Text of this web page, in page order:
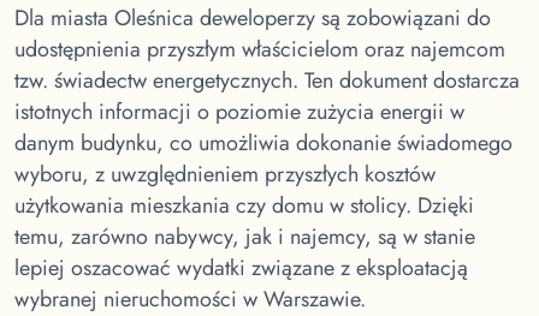
Dla miasta Oleśnica deweloperzy są zobowiązani do
udostępnienia przyszłym właścicielom oraz najemcom
tzw. świadectw energetycznych. Ten dokument dostarcza
istotnych informacji o poziomie zużycia energii w
danym budynku, co umożliwia dokonanie świadomego
wyboru, z uwzględnieniem przyszłych kosztów
użytkowania mieszkania czy domu w stolicy. Dzięki
temu, zarówno nabywcy, jak i najemcy, są w stanie
lepiej oszacować wydatki związane z eksploatacją
wybranej nieruchomości w Warszawie.